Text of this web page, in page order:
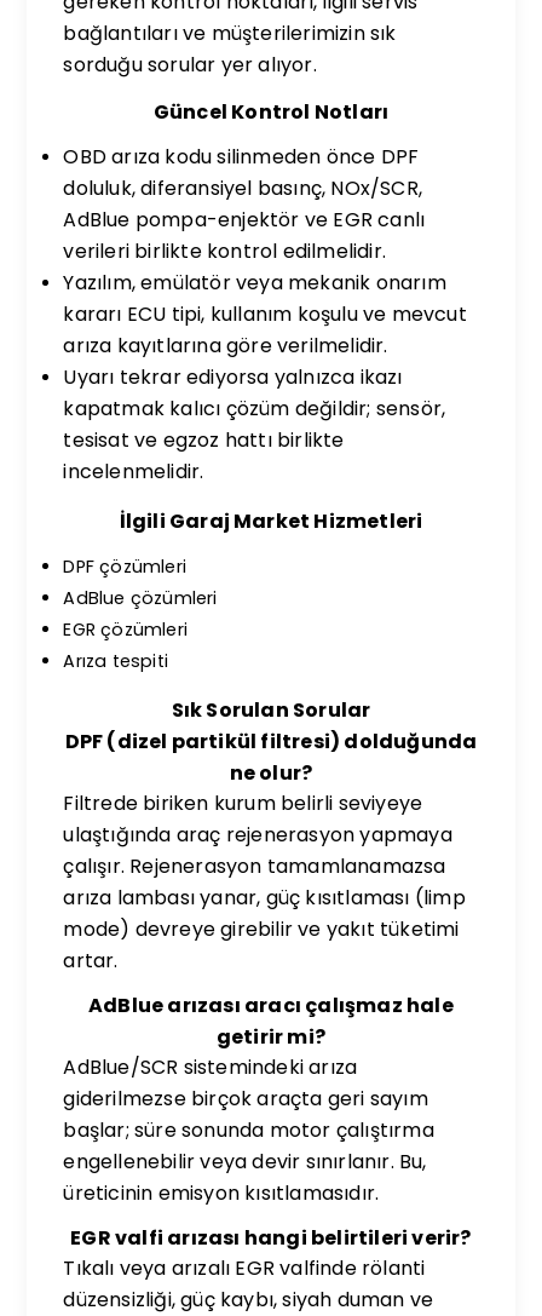
bağlantıları ve müşterilerimizin sık
sorduğu sorular yer alıyor.
Güncel Kontrol Notları
OBD arıza kodu silinmeden önce DPF
doluluk, diferansiyel basınç, NOx/SCR,
AdBlue pompa-enjektör ve EGR canlı
verileri birlikte kontrol edilmelidir.
Yazılım, emülatör veya mekanik onarım
kararı ECU tipi, kullanım koşulu ve mevcut
arıza kayıtlarına göre verilmelidir.
Uyarı tekrar ediyorsa yalnızca ikazı
kapatmak kalıcı çözüm değildir; sensör,
tesisat ve egzoz hattı birlikte
incelenmelidir.
İlgili Garaj Market Hizmetleri
DPF çözümleri
AdBlue çözümleri
EGR çözümleri
Arıza tespiti
Sık Sorulan Sorular
DPF (dizel partikül filtresi) dolduğunda
ne olur?
Filtrede biriken kurum belirli seviyeye
ulaştığında araç rejenerasyon yapmaya
çalışır. Rejenerasyon tamamlanamazsa
arıza lambası yanar, güç kısıtlaması (limp
mode) devreye girebilir ve yakıt tüketimi
artar.
AdBlue arızası aracı çalışmaz hale
getirir mi?
AdBlue/SCR sistemindeki arıza
giderilmezse birçok araçta geri sayım
başlar; süre sonunda motor çalıştırma
engellenebilir veya devir sınırlanır. Bu,
üreticinin emisyon kısıtlamasıdır.
EGR valfi arızası hangi belirtileri verir?
Tıkalı veya arızalı EGR valfinde rölanti
düzensizliği, güç kaybı, siyah duman ve